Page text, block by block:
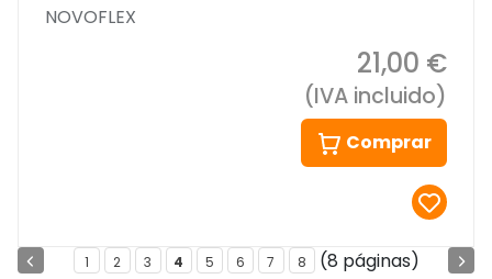
NOVOFLEX
21,00 €
(IVA incluido)
Comprar
1 2 3 4 5 6 7 8 (8 páginas)